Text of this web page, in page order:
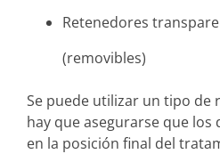
Retenedores
(removibles)
Se puede utilizar un tipo de
hay que asegurarse que
en la posición final del